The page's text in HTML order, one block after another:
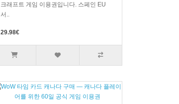
크래프트 게임 이용권입니다. 스페인 EU
서..
29.98€